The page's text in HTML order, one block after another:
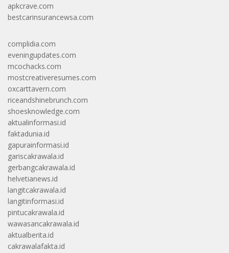
apkcrave.com
bestcarinsurancewsa.com
complidia.com
eveningupdates.com
mcochacks.com
mostcreativeresumes.com
oxcarttavern.com
riceandshinebrunch.com
shoesknowledge.com
aktualinformasi.id
faktadunia.id
gapurainformasi.id
gariscakrawala.id
gerbangcakrawala.id
helvetianews.id
langitcakrawala.id
langitinformasi.id
pintucakrawala.id
wawasancakrawala.id
aktualberita.id
cakrawalafakta.id